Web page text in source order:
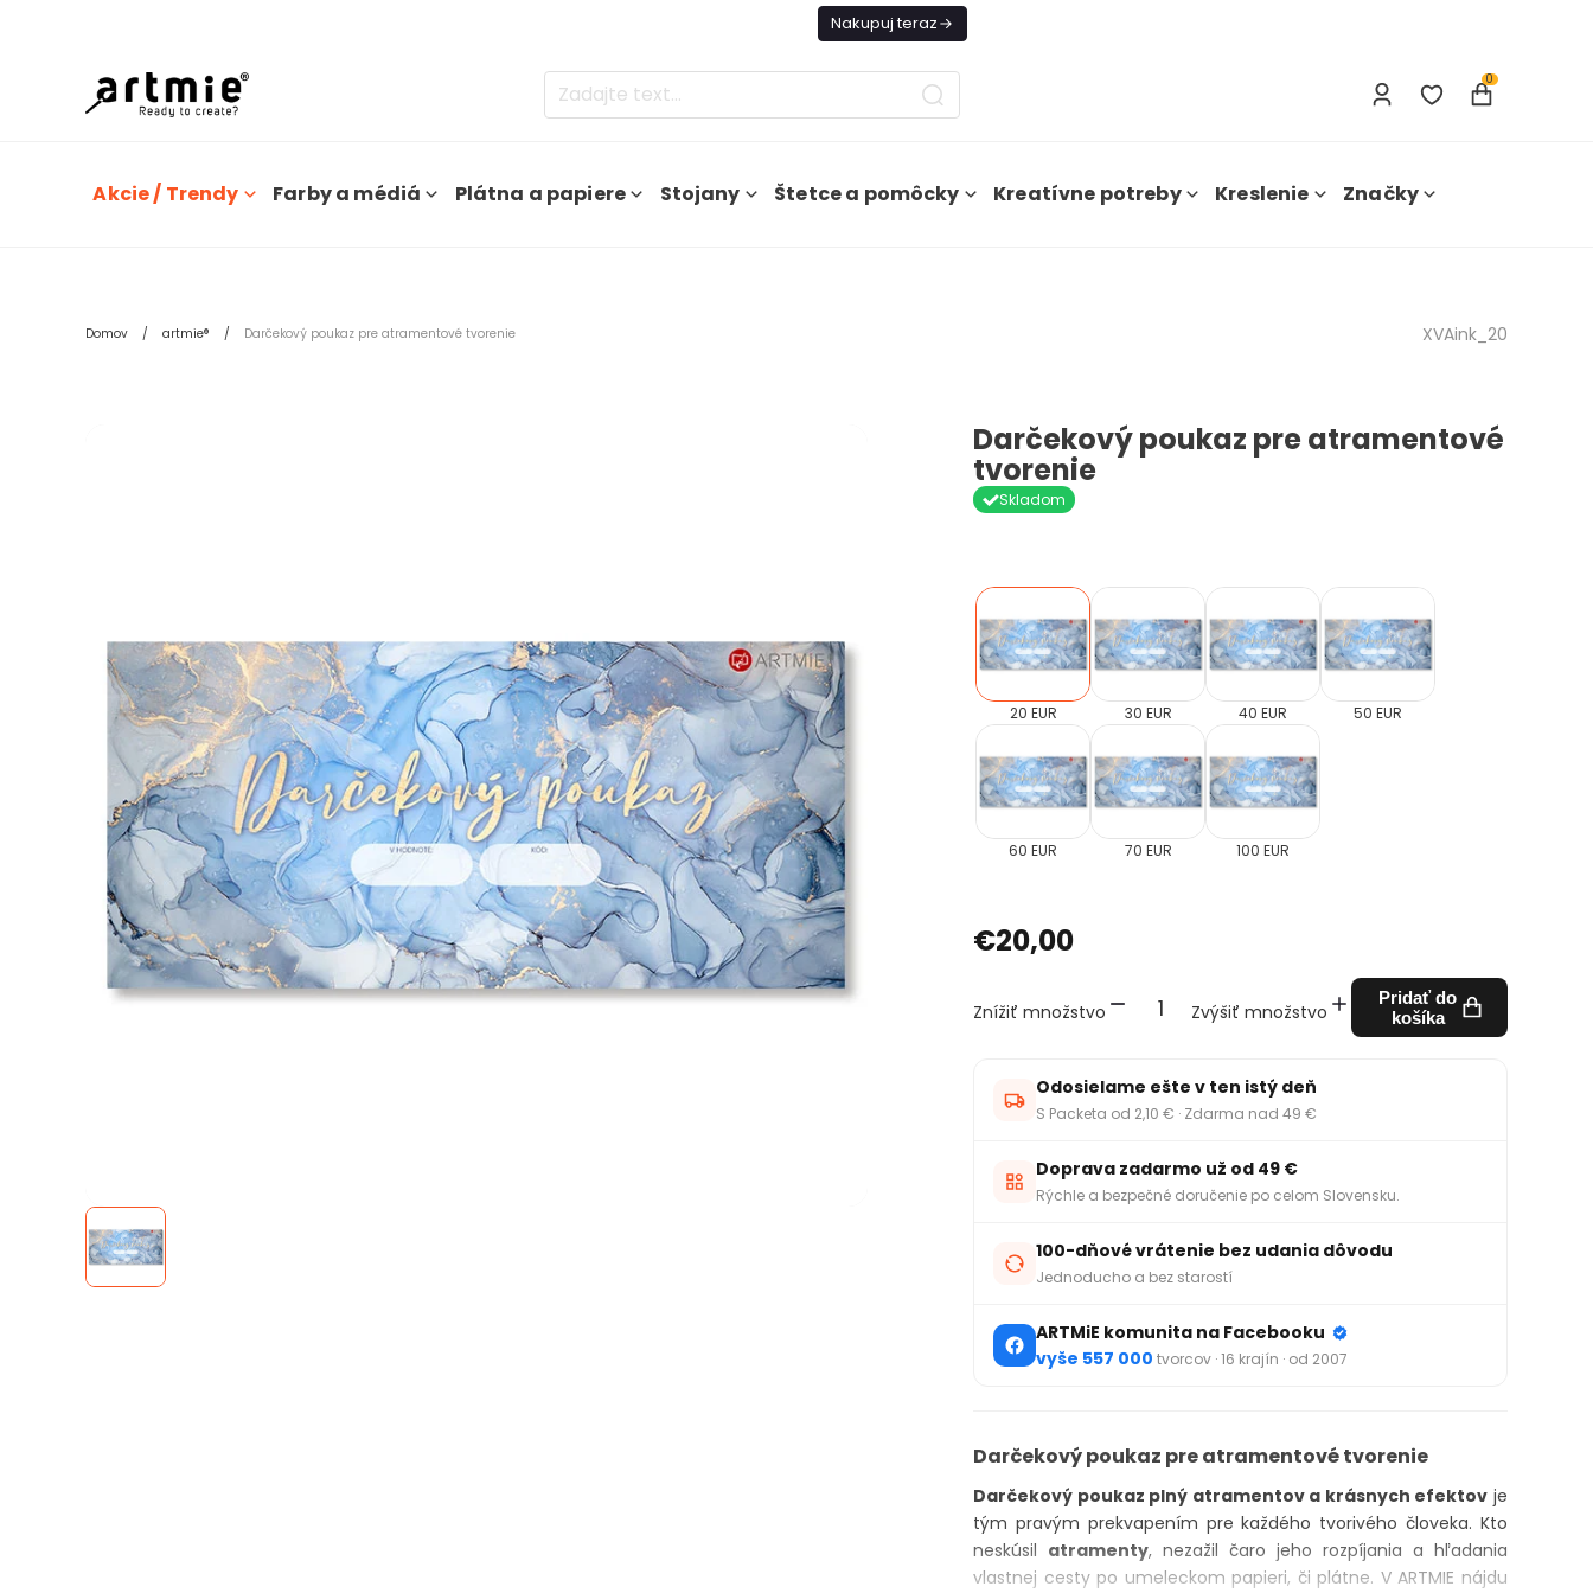
Nakupuj teraz
0
Akcie / Trendy Farby a médiá Plátna a papiere Stojany Štetce a pomôcky Kreatívne potreby Kreslenie Značky
Domov artmie® Darčekový poukaz pre atramentové tvorenie XVAink_20
Darčekový poukaz pre atramentové
tvorenie
Skladom
20 EUR 30 EUR 40 EUR 50 EUR
60 EUR 70 EUR 100 EUR
€20,00
Znížiť množstvo Zvýšiť množstvo
Pridať do
košíka
Odosielame ešte v ten istý deň
S Packeta od 2,10 € · Zdarma nad 49 €
Doprava zadarmo už od 49 €
Rýchle a bezpečné doručenie po celom Slovensku.
100-dňové vrátenie bez udania dôvodu
Jednoducho a bez starostí
ARTMiE komunita na Facebooku
vyše 557 000 tvorcov · 16 krajín · od 2007
Darčekový poukaz pre atramentové tvorenie
Darčekový poukaz plný atramentov a krásnych efektov je
tým pravým prekvapením pre každého tvorivého človeka. Kto
neskúsil atramenty, nezažil čaro jeho rozpíjania a hľadania
vlastnej cesty po umeleckom papieri, či plátne. V ARTMIE nájdu